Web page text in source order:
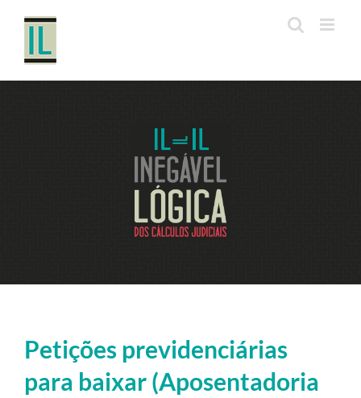
conteúdo
Petições previdenciárias
para baixar (Aposentadoria